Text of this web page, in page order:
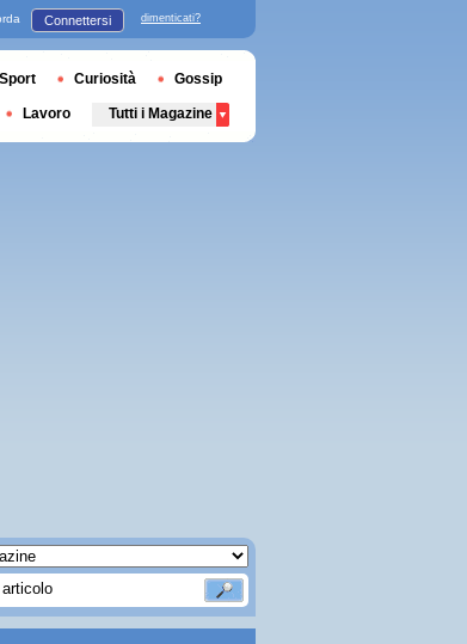
Connettersi dimenticati?
Sport Curiosità Gossip
Lavoro Tutti i Magazine